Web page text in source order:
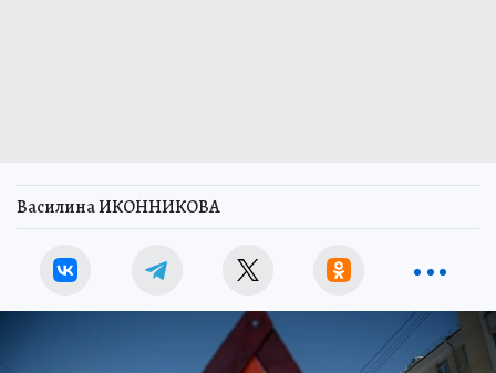
Василина ИКОННИКОВА